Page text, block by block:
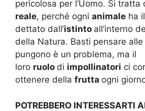
pericolosa per l’Uomo. Si tratta
reale, perché ogni animale ha
dettato dall’istinto all’interno
della Natura. Basti pensare alle
pungono è un problema, ma il
loro ruolo di impollinatori ci
ottenere della frutta ogni
POTREBBERO INTERESSARTI